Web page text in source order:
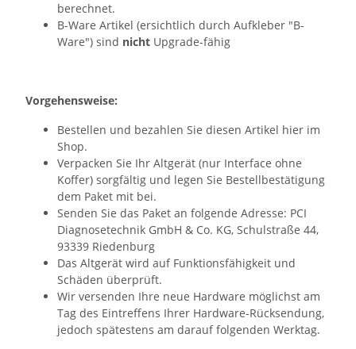
berechnet.
B-Ware Artikel (ersichtlich durch Aufkleber "B-
Ware") sind nicht Upgrade-fähig
Vorgehensweise:
Bestellen und bezahlen Sie diesen Artikel hier im
Shop.
Verpacken Sie Ihr Altgerät (nur Interface ohne
Koffer) sorgfältig und legen Sie Bestellbestätigung
dem Paket mit bei.
Senden Sie das Paket an folgende Adresse: PCI
Diagnosetechnik GmbH & Co. KG, Schulstraße 44,
93339 Riedenburg
Das Altgerät wird auf Funktionsfähigkeit und
Schäden überprüft.
Wir versenden Ihre neue Hardware möglichst am
Tag des Eintreffens Ihrer Hardware-Rücksendung,
jedoch spätestens am darauf folgenden Werktag.